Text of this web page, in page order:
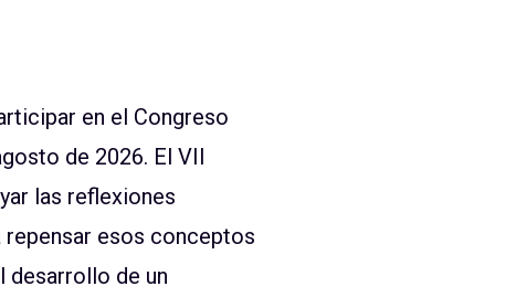
en el Congreso
de 2026. El VII
las reflexiones
repensar esos conceptos
desarrollo de un